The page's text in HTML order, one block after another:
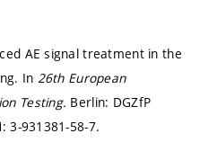
AE signal treatment in the
In 26th European
Testing. Berlin: DGZfP
3-931381-58-7.